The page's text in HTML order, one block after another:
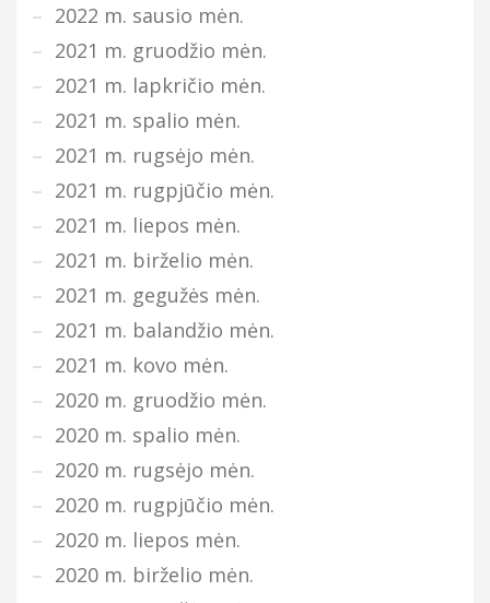
2022 m. sausio mėn.
2021 m. gruodžio mėn.
2021 m. lapkričio mėn.
2021 m. spalio mėn.
2021 m. rugsėjo mėn.
2021 m. rugpjūčio mėn.
2021 m. liepos mėn.
2021 m. birželio mėn.
2021 m. gegužės mėn.
2021 m. balandžio mėn.
2021 m. kovo mėn.
2020 m. gruodžio mėn.
2020 m. spalio mėn.
2020 m. rugsėjo mėn.
2020 m. rugpjūčio mėn.
2020 m. liepos mėn.
2020 m. birželio mėn.